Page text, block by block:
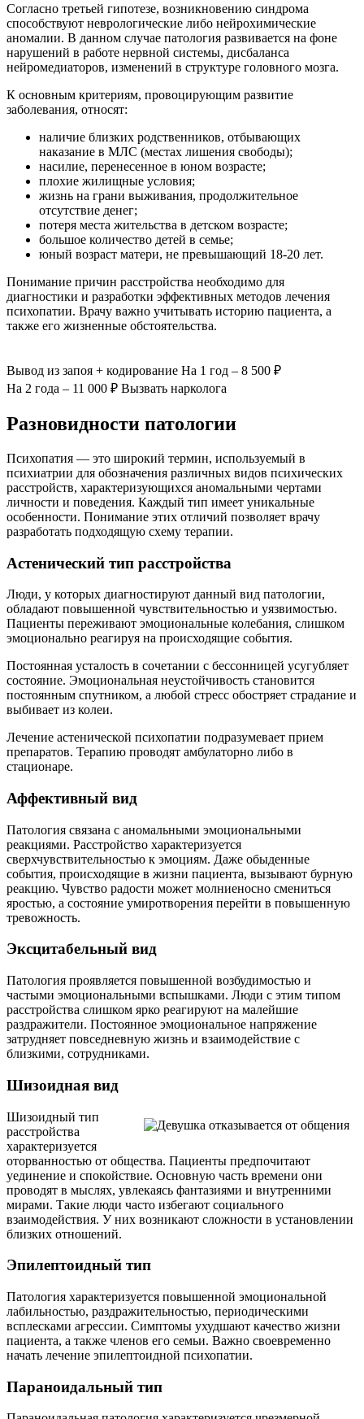
Согласно третьей гипотезе, возникновению синдрома
способствуют неврологические либо нейрохимические
аномалии. В данном случае патология развивается на фоне
нарушений в работе нервной системы, дисбаланса
нейромедиаторов, изменений в структуре головного мозга.
К основным критериям, провоцирующим развитие
заболевания, относят:
наличие близких родственников, отбывающих
наказание в МЛС (местах лишения свободы);
насилие, перенесенное в юном возрасте;
плохие жилищные условия;
жизнь на грани выживания, продолжительное
отсутствие денег;
потеря места жительства в детском возрасте;
большое количество детей в семье;
юный возраст матери, не превышающий 18-20 лет.
Понимание причин расстройства необходимо для
диагностики и разработки эффективных методов лечения
психопатии. Врачу важно учитывать историю пациента, а
также его жизненные обстоятельства.
Вывод из запоя + кодирование На 1 год – 8 500 ₽
На 2 года – 11 000 ₽ Вызвать нарколога
Разновидности патологии
Психопатия — это широкий термин, используемый в
психиатрии для обозначения различных видов психических
расстройств, характеризующихся аномальными чертами
личности и поведения. Каждый тип имеет уникальные
особенности. Понимание этих отличий позволяет врачу
разработать подходящую схему терапии.
Астенический тип расстройства
Люди, у которых диагностируют данный вид патологии,
обладают повышенной чувствительностью и уязвимостью.
Пациенты переживают эмоциональные колебания, слишком
эмоционально реагируя на происходящие события.
Постоянная усталость в сочетании с бессонницей усугубляет
состояние. Эмоциональная неустойчивость становится
постоянным спутником, а любой стресс обостряет страдание и
выбивает из колеи.
Лечение астенической психопатии подразумевает прием
препаратов. Терапию проводят амбулаторно либо в
стационаре.
Аффективный вид
Патология связана с аномальными эмоциональными
реакциями. Расстройство характеризуется
сверхчувствительностью к эмоциям. Даже обыденные
события, происходящие в жизни пациента, вызывают бурную
реакцию. Чувство радости может молниеносно смениться
яростью, а состояние умиротворения перейти в повышенную
тревожность.
Эксцитабельный вид
Патология проявляется повышенной возбудимостью и
частыми эмоциональными вспышками. Люди с этим типом
расстройства слишком ярко реагируют на малейшие
раздражители. Постоянное эмоциональное напряжение
затрудняет повседневную жизнь и взаимодействие с
близкими, сотрудниками.
Шизоидная вид
Шизоидный тип
расстройства
характеризуется
оторванностью от общества. Пациенты предпочитают
уединение и спокойствие. Основную часть времени они
проводят в мыслях, увлекаясь фантазиями и внутренними
мирами. Такие люди часто избегают социального
взаимодействия. У них возникают сложности в установлении
близких отношений.
Эпилептоидный тип
Патология характеризуется повышенной эмоциональной
лабильностью, раздражительностью, периодическими
всплесками агрессии. Симптомы ухудшают качество жизни
пациента, а также членов его семьи. Важно своевременно
начать лечение эпилептоидной психопатии.
Параноидальный тип